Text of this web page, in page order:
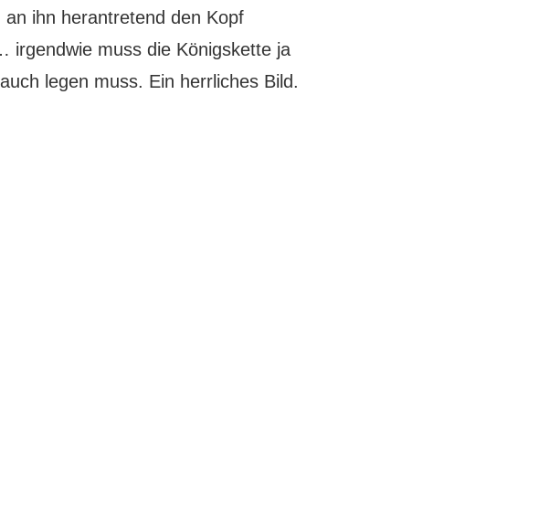
ihn herantretend den Kopf
irgendwie muss die Königskette ja
legen muss. Ein herrliches Bild.